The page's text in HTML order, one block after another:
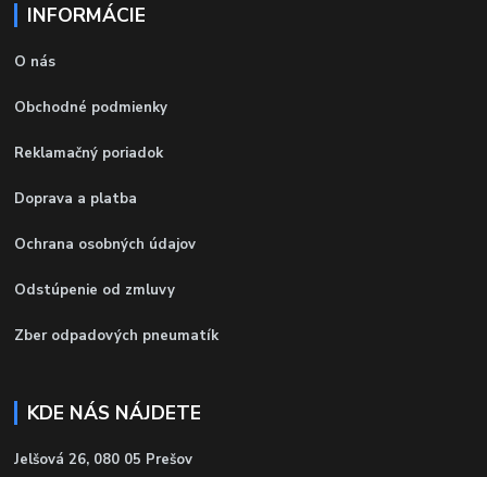
INFORMÁCIE
O nás
Obchodné podmienky
Reklamačný poriadok
Doprava a platba
Ochrana osobných údajov
Odstúpenie od zmluvy
Zber odpadových pneumatík
KDE NÁS NÁJDETE
Jelšová 26, 080 05 Prešov